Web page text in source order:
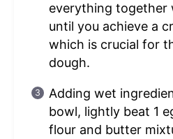
everything together
until you achieve a
which is crucial for
dough.
Adding wet
bowl, lightly beat 1
flour and butter